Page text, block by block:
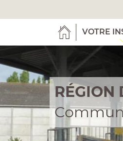
VOTRE
RÉGION